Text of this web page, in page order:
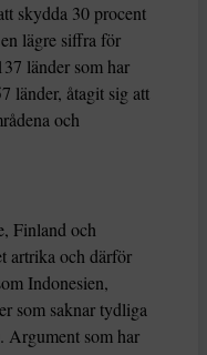
skydda 30 procent
lägre siffra för
länder som har
länder, åtagit sig att
och
Finland och
artrika och därför
Indonesien,
som saknar tydliga
Argument som har